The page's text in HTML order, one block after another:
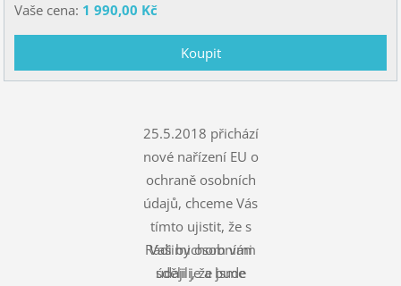
Vaše cena: 1 990,00 Kč
25.5.2018 přichází
nové nařízení EU o
ochraně osobních
údajů, chceme Vás
tímto ujistit, že s
Vašimi osobními
údaji je a bude
Rádi bychom vám
sdělili, že jsme